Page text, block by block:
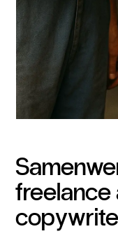
freelance